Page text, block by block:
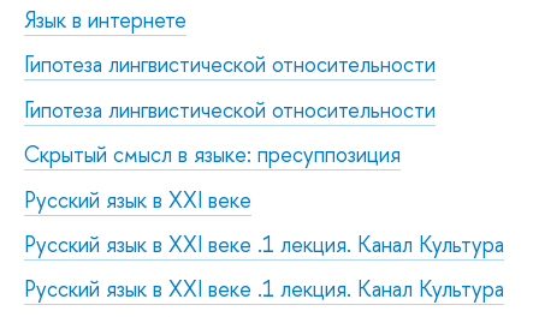
Язык в интернете
Гипотеза лингвистической относительности
Гипотеза лингвистической относительности
Скрытый смысл в языке: пресуппозиция
Русский язык в XXI веке
Русский язык в XXI веке .1 лекция. Канал Культура
Русский язык в XXI веке .1 лекция. Канал Культура